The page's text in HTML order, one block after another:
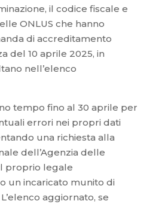
il codice fiscale e
ONLUS che hanno
di accreditamento
del 10 aprile 2025, in
nell’elenco
tempo fino al 30 aprile per
errori nei propri dati
una richiesta alla
dell’Agenzia delle
proprio legale
un incaricato munito di
aggiornato, se